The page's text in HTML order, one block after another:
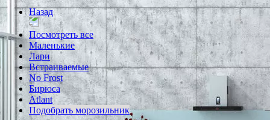
Назад
Посмотреть все
Маленькие
Лари
Встраиваемые
No Frost
Бирюса
Atlant
Подобрать морозильник